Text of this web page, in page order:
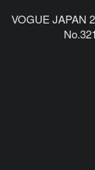
VOGUE JAPAN
No.321